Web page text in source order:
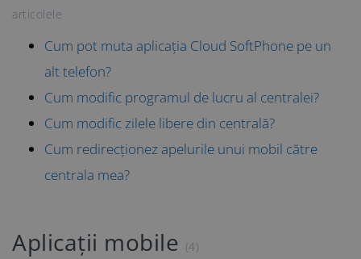
articolele
Cum pot muta aplicația Cloud SoftPhone pe un
alt telefon?
Cum modific programul de lucru al centralei?
Cum modific zilele libere din centrală?
Cum redirecționez apelurile unui mobil către
centrala mea?
Aplicații mobile (4)